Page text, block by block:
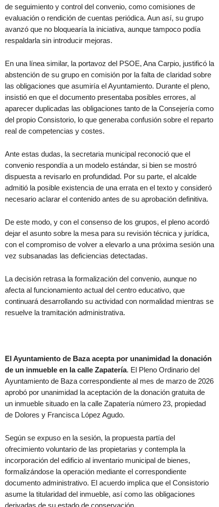
de seguimiento y control del convenio, como comisiones de
evaluación o rendición de cuentas periódica. Aun así, su grupo
avanzó que no bloquearía la iniciativa, aunque tampoco podía
respaldarla sin introducir mejoras.
En una línea similar, la portavoz del PSOE, Ana Carpio, justificó la
abstención de su grupo en comisión por la falta de claridad sobre
las obligaciones que asumiría el Ayuntamiento. Durante el pleno,
insistió en que el documento presentaba posibles errores, al
aparecer duplicadas las obligaciones tanto de la Consejería como
del propio Consistorio, lo que generaba confusión sobre el reparto
real de competencias y costes.
Ante estas dudas, la secretaria municipal reconoció que el
convenio respondía a un modelo estándar, si bien se mostró
dispuesta a revisarlo en profundidad. Por su parte, el alcalde
admitió la posible existencia de una errata en el texto y consideró
necesario aclarar el contenido antes de su aprobación definitiva.
De este modo, y con el consenso de los grupos, el pleno acordó
dejar el asunto sobre la mesa para su revisión técnica y jurídica,
con el compromiso de volver a elevarlo a una próxima sesión una
vez subsanadas las deficiencias detectadas.
La decisión retrasa la formalización del convenio, aunque no
afecta al funcionamiento actual del centro educativo, que
continuará desarrollando su actividad con normalidad mientras se
resuelve la tramitación administrativa.
El Ayuntamiento de Baza acepta por unanimidad la donación
de un inmueble en la calle Zapatería. El Pleno Ordinario del
Ayuntamiento de Baza correspondiente al mes de marzo de 2026
aprobó por unanimidad la aceptación de la donación gratuita de
un inmueble situado en la calle Zapatería número 23, propiedad
de Dolores y Francisca López Agudo.
Según se expuso en la sesión, la propuesta partía del
ofrecimiento voluntario de las propietarias y contempla la
incorporación del edificio al inventario municipal de bienes,
formalizándose la operación mediante el correspondiente
documento administrativo. El acuerdo implica que el Consistorio
asume la titularidad del inmueble, así como las obligaciones
derivadas de su estado de conservación.